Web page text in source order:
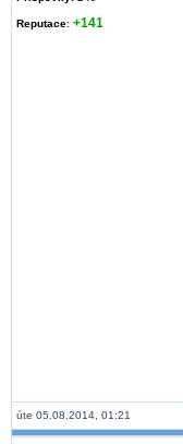
Reputace: +141
úte 05.08.2014, 01:21